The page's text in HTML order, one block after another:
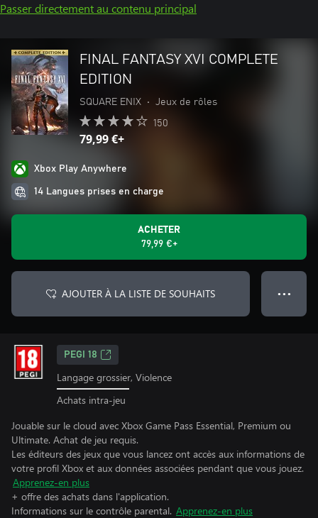
Passer directement au contenu principal
FINAL FANTASY XVI COMPLETE
EDITION
SQUARE ENIX • Jeux de rôles
150
79,99 €+
Xbox Play Anywhere
14 Langues prises en charge
ACHETER
79,99 €+
AJOUTER À LA LISTE DE SOUHAITS ● ● ●
PEGI 18
Langage grossier, Violence
Achats intra-jeu
Jouable sur le cloud avec Xbox Game Pass Essential, Premium ou
Ultimate. Achat de jeu requis.
Les éditeurs des jeux que vous lancez ont accès aux informations de
votre profil Xbox et aux données associées pendant que vous jouez.
Apprenez-en plus
+ offre des achats dans l'application.
Informations sur le contrôle parental. Apprenez-en plus